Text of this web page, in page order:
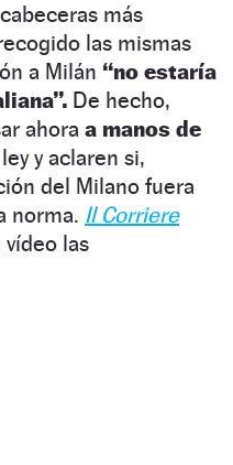
más
las mismas
a Milán “no estaría
De hecho,
ahora a manos de
y aclaren si,
del Milano fuera
norma. Il Corriere
las